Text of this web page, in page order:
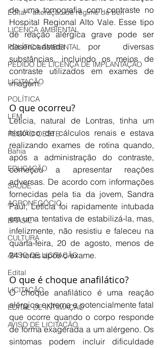
Edital - alteração de regime de ben
LICENÇA AMBIENTAL
POLÍTICA AMBIENTAL
PEDIDO DE LICENÇA DE IMPLANTAÇÃO
LICITAÇÃO
POLÍTICA
LEM
REGIÃO OESTE
Bahia
EDUCAÇÃO
SAÚDE
AGRONEGÓCIO
BRASIL
CULTURA
AVISO DE LICITAÇÃO
Edital
LICITAÇÃO
EDITAL DE INTIMAÇÃO
AVISO DE LICITAÇÃO
de uma tomografia com contraste no
Hospital Regional Alto Vale. Esse tipo
de reação alérgica grave pode ser
desencadeada por diversas
substâncias, incluindo os meios de
contraste utilizados em exames de
imagem.
O que ocorreu?
Leticia, natural de Lontras, tinha um
histórico de cálculos renais e estava
realizando exames de rotina quando,
após a administração do contraste,
começou a apresentar reações
adversas. De acordo com informações
fornecidas pela tia da jovem, Sandra
Paul, Leticia foi rapidamente intubada
em uma tentativa de estabilizá-la, mas,
infelizmente, não resistiu e faleceu na
quarta-feira, 20 de agosto, menos de
24 horas após o exame.
O que é choque anafilático?
O choque anafilático é uma reação
alérgica extrema e potencialmente fatal
que ocorre quando o corpo responde
de forma exagerada a um alérgeno. Os
sintomas podem incluir dificuldade